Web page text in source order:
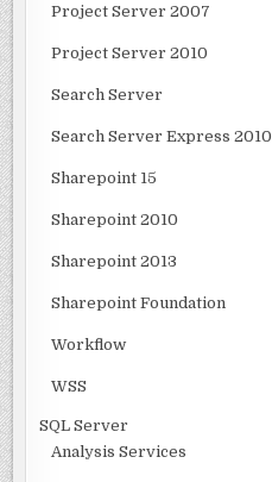
Project Server 2007
Project Server 2010
Search Server
Search Server Express 2010
Sharepoint 15
Sharepoint 2010
Sharepoint 2013
Sharepoint Foundation
Workflow
WSS
SQL Server
Analysis Services